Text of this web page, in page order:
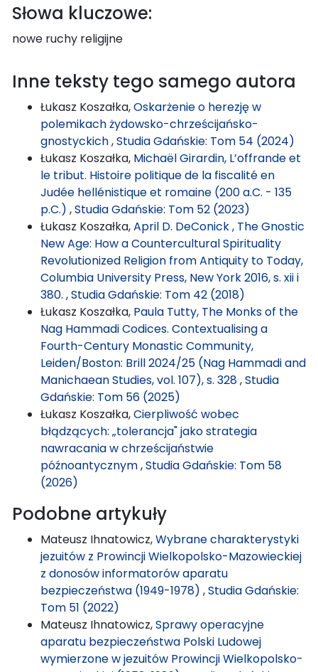
Słowa kluczowe:
nowe ruchy religijne
Inne teksty tego samego autora
Łukasz Koszałka,Oskarżenie o herezję w
polemikach żydowsko-chrześcijańsko-
gnostyckich,Studia Gdańskie: Tom 54 (2024)
Łukasz Koszałka, Michaël Girardin, L’offrande et
le tribut. Histoire politique de la fiscalité en
Judée hellénistique et romaine (200 a.C. - 135
p.C.) ,Studia Gdańskie: Tom 52 (2023)
Łukasz Koszałka,April D. DeConick , The Gnostic
New Age: How a Countercultural Spirituality
Revolutionized Religion from Antiquity to Today,
Columbia University Press, New York 2016, s. xii i
380. ,Studia Gdańskie: Tom 42 (2018)
Łukasz Koszałka, Paula Tutty, The Monks of the
Nag Hammadi Codices. Contextualising a
Fourth-Century Monastic Community,
Leiden/Boston: Brill 2024/25 (Nag Hammadi and
Manichaean Studies, vol. 107), s. 328,Studia
Gdańskie: Tom 56 (2025)
Łukasz Koszałka,Cierpliwość wobec
błądzących: „tolerancja" jako strategia
nawracania w chrześcijaństwie
późnoantycznym,Studia Gdańskie: Tom 58
(2026)
Podobne artykuły
Mateusz Ihnatowicz,Wybrane charakterystyki
jezuitów z Prowincji Wielkopolsko-Mazowieckiej
z donosów informatorów aparatu
bezpieczeństwa (1949-1978) ,Studia Gdańskie:
Tom 51 (2022)
Mateusz Ihnatowicz,Sprawy operacyjne
aparatu bezpieczeństwa Polski Ludowej
wymierzone w jezuitów Prowincji Wielkopolsko-